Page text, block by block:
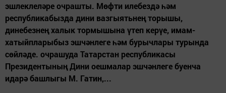
эшлеклеләре очрашты. Мөфти илебездә һәм
республикабызда дини вазгыятьнең торышы,
динебезнең халык тормышына үтеп керүе, имам-
хатыйпларыбыз эшчәнлеге һәм бурычлары турында
сөйләде. очрашуда Татарстан республикасы
Президентының Дини оешмалар эшчәнлеге буенча
идарә башлыгы М. Гатин,...